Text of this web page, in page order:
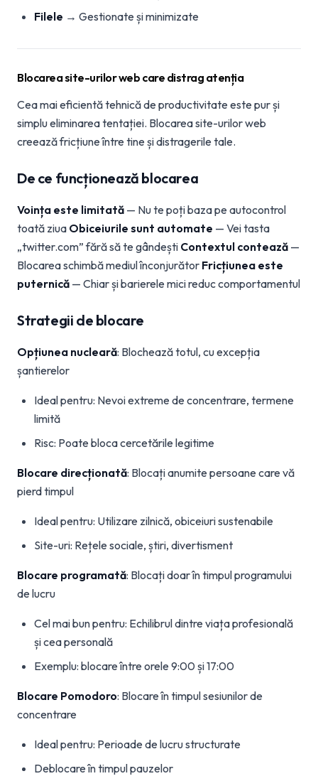
Filele → Gestionate și minimizate
Blocarea site-urilor web care distrag atenția
Cea mai eficientă tehnică de productivitate este pur și
simplu eliminarea tentației. Blocarea site-urilor web
creează fricțiune între tine și distragerile tale.
De ce funcționează blocarea
Voința este limitată — Nu te poți baza pe autocontrol
toată ziua Obiceiurile sunt automate — Vei tasta
„twitter.com” fără să te gândești Contextul contează —
Blocarea schimbă mediul înconjurător Fricțiunea este
puternică — Chiar și barierele mici reduc comportamentul
Strategii de blocare
Opțiunea nucleară: Blochează totul, cu excepția
șantierelor
Ideal pentru: Nevoi extreme de concentrare, termene
limită
Risc: Poate bloca cercetările legitime
Blocare direcționată: Blocați anumite persoane care vă
pierd timpul
Ideal pentru: Utilizare zilnică, obiceiuri sustenabile
Site-uri: Rețele sociale, știri, divertisment
Blocare programată: Blocați doar în timpul programului
de lucru
Cel mai bun pentru: Echilibrul dintre viața profesională
și cea personală
Exemplu: blocare între orele 9:00 și 17:00
Blocare Pomodoro: Blocare în timpul sesiunilor de
concentrare
Ideal pentru: Perioade de lucru structurate
Deblocare în timpul pauzelor